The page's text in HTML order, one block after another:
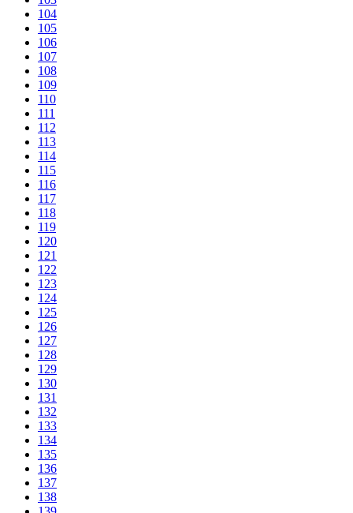
104
105
106
107
108
109
110
111
112
113
114
115
116
117
118
119
120
121
122
123
124
125
126
127
128
129
130
131
132
133
134
135
136
137
138